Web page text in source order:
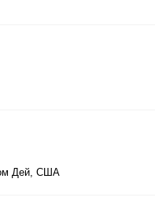
Дей, США